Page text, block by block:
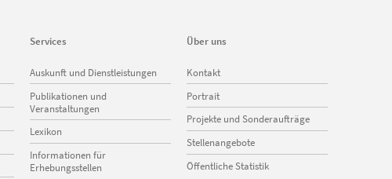
Services
Navigation
überspringen
Auskunft und Dienstleistungen
Publikationen und
Veranstaltungen
Lexikon
Informationen für
Erhebungsstellen
Über uns
Navigation
überspringen
Kontakt
Portrait
Projekte und Sonderaufträge
Stellenangebote
Öffentliche Statistik